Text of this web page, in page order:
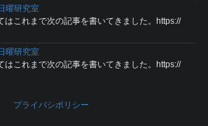
曜研究室
はこれまで次の記事を書いてきました。https://
曜研究室
はこれまで次の記事を書いてきました。https://
プライバシポリシー